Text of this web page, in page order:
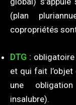
(plan
copropriétés
DTG :
et qui fait l’objet
une
insalubre).